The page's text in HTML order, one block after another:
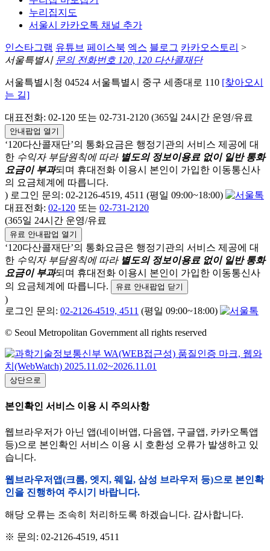
누리집지도
서울시 카카오톡 채널 추가
인스타그램 유튜브 페이스북 엑스 블로그 카카오스토리 >
서울특별시 문의 전화번호 120, 120 다산콜재단
서울특별시청 04524 서울특별시 중구 세종대로 110 [찾아오시
는 길]
대표전화: 02-120 또는 02-731-2120 (365일 24시간 운영/유료
안내팝업 열기
‘120다산콜재단’의 통화요금은 행정기관의 서비스 제공에 대
한 수익자 부담원칙에 따라 별도의 정보이용료 없이 일반 통화
요금이 부과되며 휴대전화 이용시 본인이 가입한 이동통신사
의 요금체계에 따릅니다.
) 로그인 문의: 02-2126-4519, 4511 (평일 09:00~18:00)
대표전화: 02-120 또는 02-731-2120
(365일 24시간 운영/유료
유료 안내팝업 열기
‘120다산콜재단’의 통화요금은 행정기관의 서비스 제공에 대
한 수익자 부담원칙에 따라 별도의 정보이용료 없이 일반 통화
요금이 부과되며 휴대전화 이용시 본인이 가입한 이동통신사
의 요금체계에 따릅니다.
유료 안내팝업 닫기
)
로그인 문의: 02-2126-4519, 4511 (평일 09:00~18:00)
© Seoul Metropolitan Government all rights reserved
상단으로
본인확인 서비스 이용 시 주의사항
웹브라우저가 아닌 앱(네이버앱, 다음앱, 구글앱, 카카오톡앱
등)으로 본인확인 서비스 이용 시 호환성 오류가 발생하고 있
습니다.
웹브라우저앱(크롬, 엣지, 웨일, 삼성 브라우저 등)으로 본인확
인을 진행하여 주시기 바랍니다.
해당 오류는 조속히 처리하도록 하겠습니다. 감사합니다.
※ 문의: 02-2126-4519, 4511